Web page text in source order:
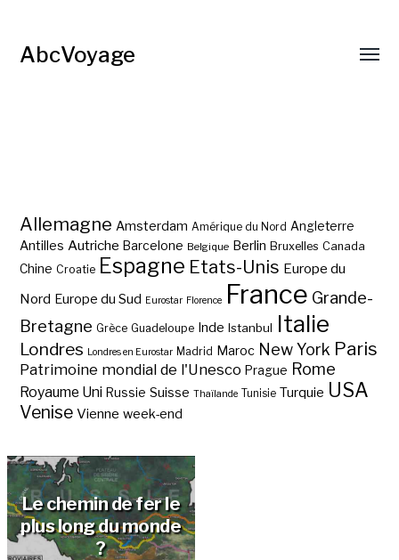
AbcVoyage
Allemagne Amsterdam Amérique du Nord Angleterre
Antilles Autriche Barcelone Belgique Berlin Bruxelles Canada
Chine Croatie Espagne Etats-Unis Europe du
Nord Europe du Sud Eurostar Florence France Grande-
Bretagne Grèce Guadeloupe Inde Istanbul Italie
Londres Londres en Eurostar Madrid Maroc New York Paris
Patrimoine mondial de l'Unesco Prague Rome
Royaume Uni Russie Suisse Thaïlande Tunisie Turquie USA
Venise Vienne week-end
Le chemin de fer le
plus long du monde
?